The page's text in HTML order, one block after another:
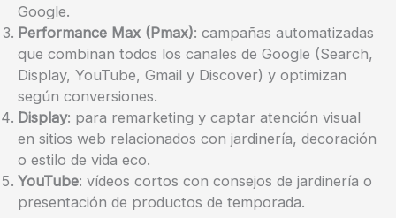
Google.
Performance Max (Pmax): campañas automatizadas
que combinan todos los canales de Google (Search,
Display, YouTube, Gmail y Discover) y optimizan
según conversiones.
Display: para remarketing y captar atención visual
en sitios web relacionados con jardinería, decoración
o estilo de vida eco.
YouTube: vídeos cortos con consejos de jardinería o
presentación de productos de temporada.